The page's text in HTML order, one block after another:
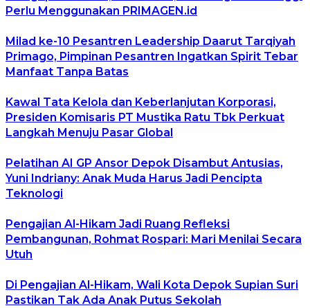
Perlu Menggunakan PRIMAGEN.id
Milad ke-10 Pesantren Leadership Daarut Tarqiyah
Primago, Pimpinan Pesantren Ingatkan Spirit Tebar
Manfaat Tanpa Batas
Kawal Tata Kelola dan Keberlanjutan Korporasi,
Presiden Komisaris PT Mustika Ratu Tbk Perkuat
Langkah Menuju Pasar Global
Pelatihan AI GP Ansor Depok Disambut Antusias,
Yuni Indriany: Anak Muda Harus Jadi Pencipta
Teknologi
Pengajian Al-Hikam Jadi Ruang Refleksi
Pembangunan, Rohmat Rospari: Mari Menilai Secara
Utuh
Di Pengajian Al-Hikam, Wali Kota Depok Supian Suri
Pastikan Tak Ada Anak Putus Sekolah